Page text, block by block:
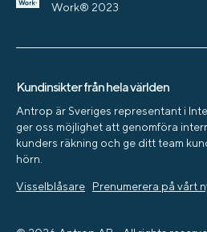
Work® 2023
Kundinsikter från hela världen
Antrop är Sveriges representant i
ger oss möjlighet att genomföra
kunders räkning och ge ditt team
hörn.
Visselblåsare Prenumerera på vårt